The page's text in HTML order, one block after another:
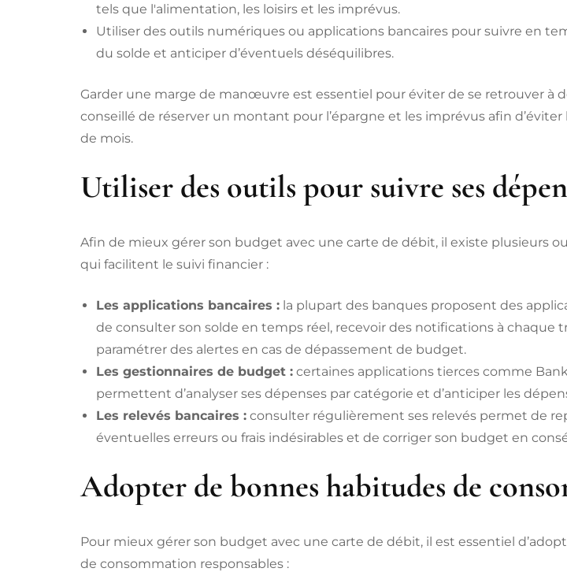
tels que l'alimentation, les loisirs et les imprévus.
Utiliser des outils numériques ou applications bancaires pour suivre en
du solde et anticiper d’éventuels déséquilibres.
Garder une marge de manœuvre est essentiel pour éviter de se retrouver à
conseillé de réserver un montant pour l’épargne et les imprévus afin d’éviter
de mois.
Utiliser des outils pour suivre ses
Afin de mieux gérer son budget avec une carte de débit, il existe plusieurs
qui facilitent le suivi financier :
Les applications bancaires : la plupart des banques proposent des
de consulter son solde en temps réel, recevoir des notifications à chaque
paramétrer des alertes en cas de dépassement de budget.
Les gestionnaires de budget : certaines applications tierces comme
permettent d’analyser ses dépenses par catégorie et d’anticiper les
Les relevés bancaires : consulter régulièrement ses relevés permet de
éventuelles erreurs ou frais indésirables et de corriger son budget en
Adopter de bonnes habitudes de
Pour mieux gérer son budget avec une carte de débit, il est essentiel
de consommation responsables :